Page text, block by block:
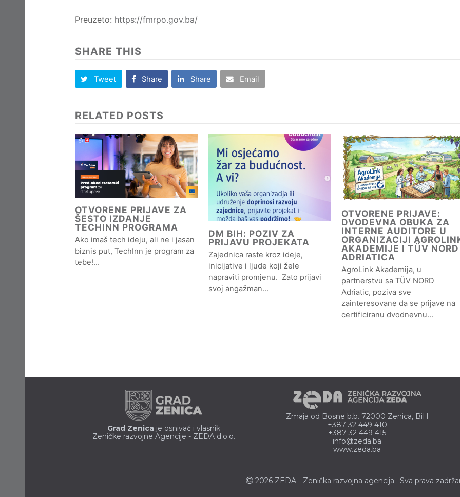
Preuzeto: https://fmrpo.gov.ba/
SHARE THIS
Tweet Share Share Email
RELATED POSTS
OTVORENE PRIJAVE ZA
ŠESTO IZDANJE
TECHINN PROGRAMA
Ako imaš tech ideju, ali ne i jasan
biznis put, TechInn je program za
tebe!…
DM BIH: POZIV ZA
PRIJAVU PROJEKATA
Zajednica raste kroz ideje,
inicijative i ljude koji žele
napraviti promjenu. Zato prijavi
svoj angažman…
OTVORENE PRIJAVE:
DVODEVNA OBUKA ZA
INTERNE AUDITORE U
ORGANIZACIJI
AKADEMIJE I TÜV NORD
ADRIATICA
AgroLink Akademija, u
partnerstvu sa TÜV NORD
Adriatic, poziva sve
zainteresovane da se prijave na
certificiranu dvodnevnu…
Grad Zenica je osnivač i vlasnik
Zeničke razvojne Agencije - ZEDA d.o.o.
Zmaja od Bosne b.b. 72000 Zenica, BiH
+387 32 449 410
+387 32 449 415
info@zeda.ba
www.zeda.ba
2026 ZEDA - Zenička razvojna agencija . Sva prava